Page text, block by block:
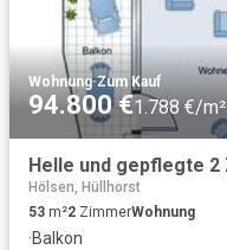
Wohnung·Zum Kauf
94.800 €1.788 €/m²
Hölsen, Hüllhorst
53 m²2 ZimmerWohnung
·Balkon